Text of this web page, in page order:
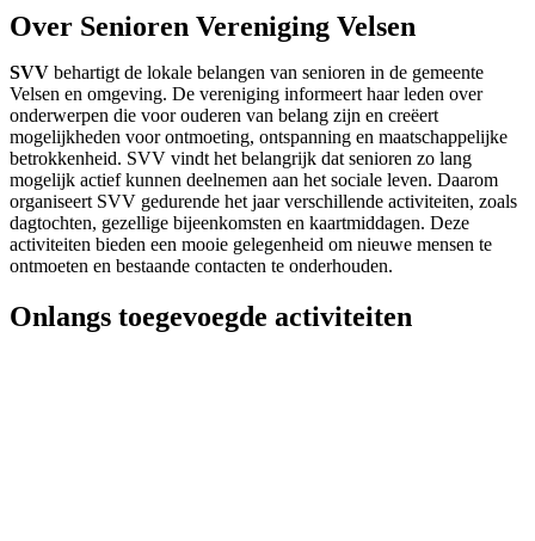
Over Senioren Vereniging Velsen
SVV behartigt de lokale belangen van senioren in de gemeente
Velsen en omgeving. De vereniging informeert haar leden over
onderwerpen die voor ouderen van belang zijn en creëert
mogelijkheden voor ontmoeting, ontspanning en maatschappelijke
betrokkenheid. SVV vindt het belangrijk dat senioren zo lang
mogelijk actief kunnen deelnemen aan het sociale leven. Daarom
organiseert SVV gedurende het jaar verschillende activiteiten, zoals
dagtochten, gezellige bijeenkomsten en kaartmiddagen. Deze
activiteiten bieden een mooie gelegenheid om nieuwe mensen te
ontmoeten en bestaande contacten te onderhouden.
Onlangs toegevoegde activiteiten